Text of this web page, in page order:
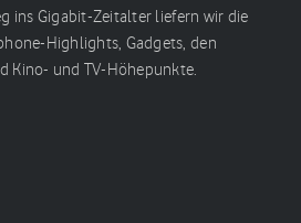
ins Gigabit-Zeitalter liefern wir die
Highlights, Gadgets, den
Kino- und TV-Höhepunkte.